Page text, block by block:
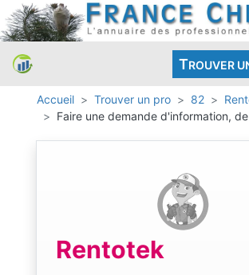
TROUVER
Accueil Trouver un pro 82
Faire une demande d'information,
Rentotek